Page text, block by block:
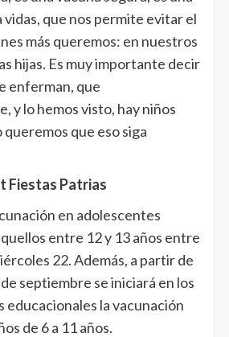
vidas, que nos permite evitar el
más queremos: en nuestros
hijas. Es muy importante decir
enferman, que
y lo hemos visto, hay niños
que eso siga
Fiestas Patrias
en adolescentes
entre 12 y 13 años entre
22. Además, a partir de
septiembre se iniciará en los
la vacunación
de 6 a 11 años.